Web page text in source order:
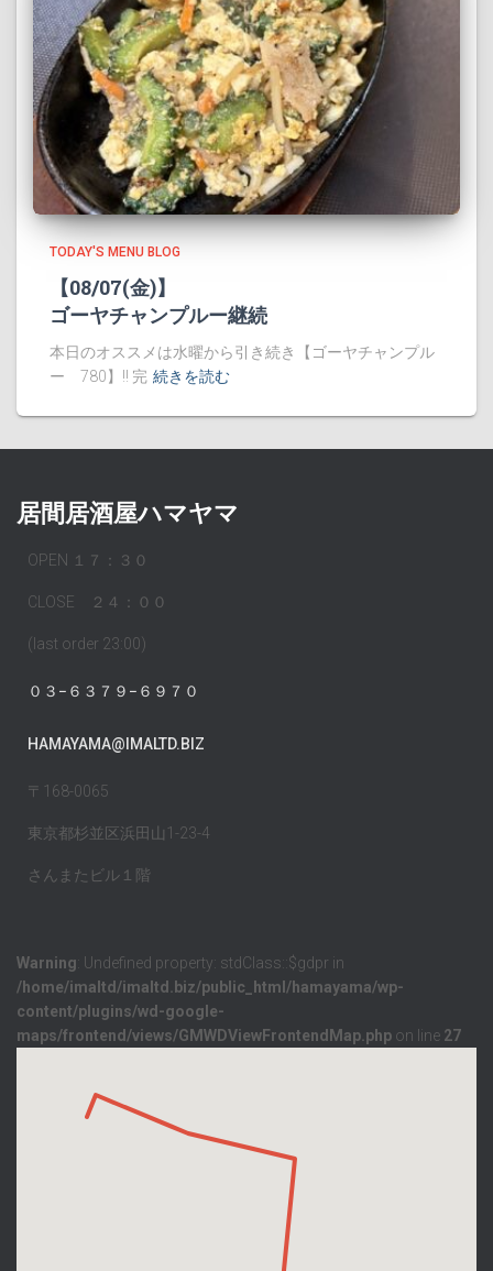
TODAY'S MENU BLOG
【08/07(金)】
ゴーヤチャンプルー継続
本日のオススメは水曜から引き続き【ゴーヤチャンプル
ー 780】!! 完 続きを読む
居間居酒屋ハマヤマ
OPEN １７：３０
CLOSE ２４：００
(last order 23:00)
０３−６３７９−６９７０
HAMAYAMA@IMALTD.BIZ
〒168-0065
東京都杉並区浜田山1-23-4
さんまたビル１階
Warning: Undefined property: stdClass::$gdpr in
/home/imaltd/imaltd.biz/public_html/hamayama/wp-
content/plugins/wd-google-
maps/frontend/views/GMWDViewFrontendMap.php on line 27